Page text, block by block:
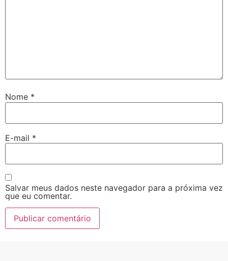
Nome *
E-mail *
Salvar meus dados neste navegador para a próxima vez
que eu comentar.